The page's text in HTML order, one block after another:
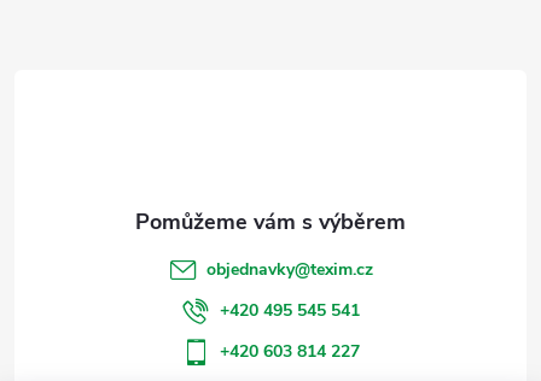
objednavky@texim.cz
+420 495 545 541
+420 603 814 227